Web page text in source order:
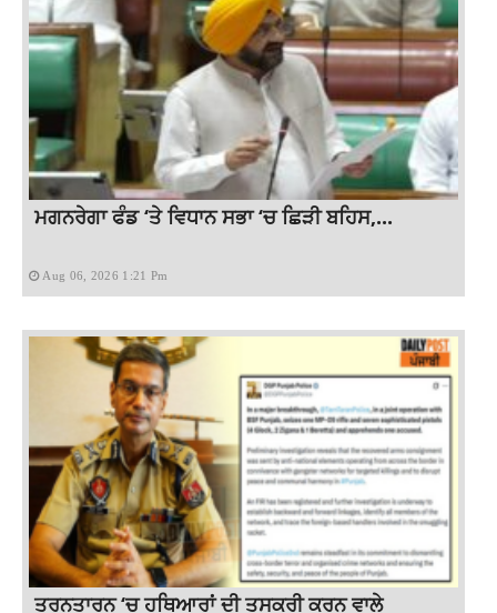
ਮਗਨਰੇਗਾ ਫੰਡ ‘ਤੇ ਵਿਧਾਨ ਸਭਾ ‘ਚ ਛਿੜੀ ਬਹਿਸ,...
Aug 06, 2026 1:21 Pm
ਤਰਨਤਾਰਨ ‘ਚ ਹਥਿਆਰਾਂ ਦੀ ਤਸਕਰੀ ਕਰਨ ਵਾਲੇ